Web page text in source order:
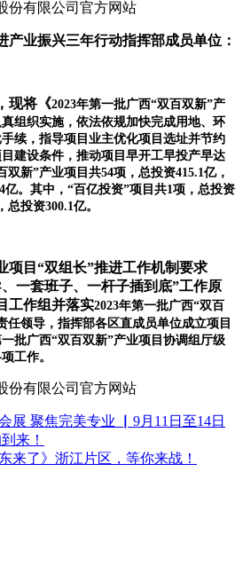
产业振兴三年行动指挥部成员单位：
现将《2023年第一批广西“双百双新”产
组织实施，依法依规加快完成用地、环
续，指导项目业主优化项目选址并节约
建设条件，推动项目早开工早投产早达
双新”产业项目共54项，总投资415.1亿，
亿。其中，“百亿投资”项目共1项，总投资
总投资300.1亿。
项目“双组长”推进工作机制要求
一套班子、一杆子插到底”工作原
工作组并落实2023年第一批广西“双百
任领导，指挥部各区直成员单位成立项目
批广西“双百双新”产业项目协调组厅级
工作。
展 聚焦完美专业 ▏9月11日至14日
来！
来了》浙江片区，等你来战！